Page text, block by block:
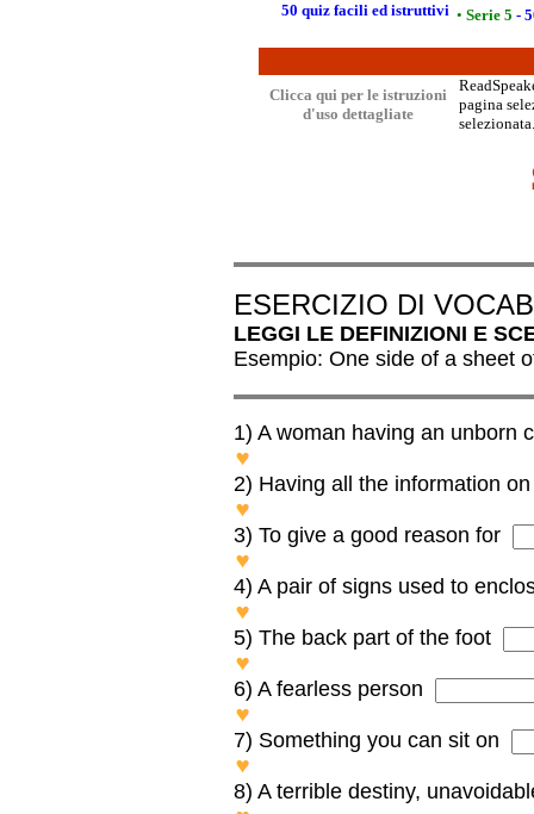
50 quiz facili ed istruttivi • Serie 5 -
Clicca qui per le istruzioni
d'uso dettagliate
pagina
ESERCIZIO DI
LEGGI LE DEFINIZIONI E
Esempio: One side of a sheet
1) A woman having an unborn
2) Having all the information
3) To give a good reason for
4) A pair of signs used to
5) The back part of the foot
6) A fearless person
7) Something you can sit on
8) A terrible destiny,